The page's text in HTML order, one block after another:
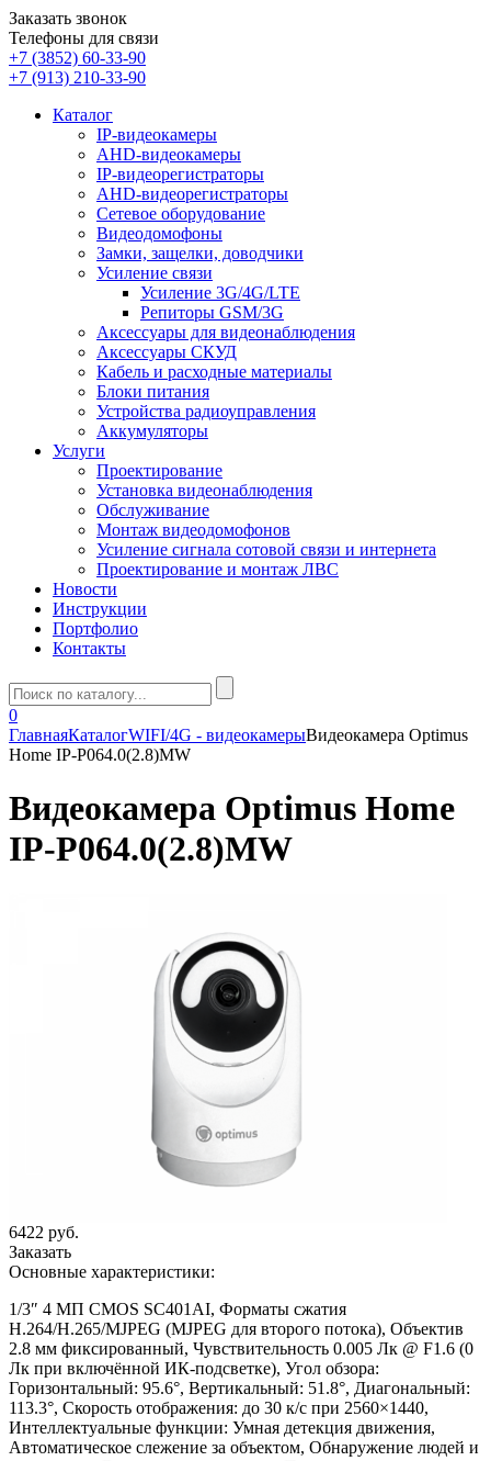
Заказать звонок
Телефоны для связи
+7 (3852) 60-33-90
+7 (913) 210-33-90
Каталог
IP-видеокамеры
AHD-видеокамеры
IP-видеорегистраторы
AHD-видеорегистраторы
Сетевое оборудование
Видеодомофоны
Замки, защелки, доводчики
Усиление связи
Усиление 3G/4G/LTE
Репиторы GSM/3G
Аксессуары для видеонаблюдения
Аксессуары СКУД
Кабель и расходные материалы
Блоки питания
Устройства радиоуправления
Аккумуляторы
Услуги
Проектирование
Установка видеонаблюдения
Обслуживание
Монтаж видеодомофонов
Усиление сигнала сотовой связи и интернета
Проектирование и монтаж ЛВС
Новости
Инструкции
Портфолио
Контакты
0
ГлавнаяКаталогWIFI/4G - видеокамерыВидеокамера Optimus
Home IP-P064.0(2.8)MW
Видеокамера Optimus Home
IP-P064.0(2.8)MW
6422 руб.
Заказать
Основные характеристики:
1/3″ 4 МП CMOS SC401AI, Форматы сжатия
H.264/H.265/MJPEG (MJPEG для второго потока), Объектив
2.8 мм фиксированный, Чувствительность 0.005 Лк @ F1.6 (0
Лк при включённой ИК-подсветке), Угол обзора:
Горизонтальный: 95.6°, Вертикальный: 51.8°, Диагональный:
113.3°, Скорость отображения: до 30 к/с при 2560×1440,
Интеллектуальные функции: Умная детекция движения,
Автоматическое слежение за объектом, Обнаружение людей и